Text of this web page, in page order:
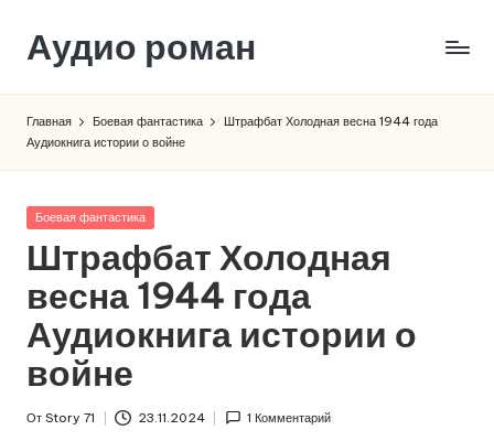
Перейти
содержимому
Аудио роман
Главная Боевая фантастика
Штрафбат Холодная весна 1944 года
Аудиокнига истории о войне
Опубликовано
Боевая фантастика
Штрафбат Холодная
весна 1944 года
Аудиокнига истории о
войне
От Story 71 23.11.2024 1 Комментарий